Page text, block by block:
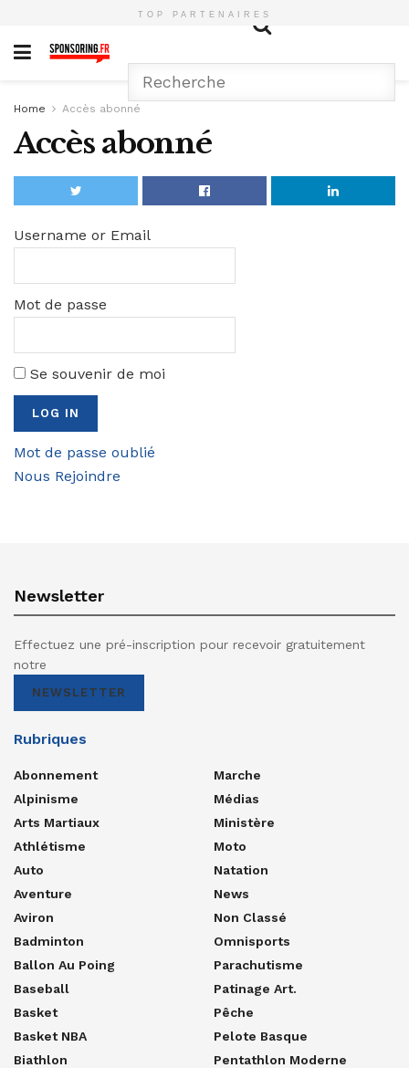
TOP PARTENAIRES
Home Accès abonné
Accès abonné
Username or Email
Mot de passe
Se souvenir de moi
Mot de passe oublié
Nous Rejoindre
Newsletter
Effectuez une pré-inscription pour recevoir gratuitement
notre
NEWSLETTER
Rubriques
Abonnement
Alpinisme
Arts Martiaux
Athlétisme
Auto
Aventure
Aviron
Badminton
Ballon Au Poing
Baseball
Basket
Basket NBA
Biathlon
Marche
Médias
Ministère
Moto
Natation
News
Non Classé
Omnisports
Parachutisme
Patinage Art.
Pêche
Pelote Basque
Pentathlon Moderne